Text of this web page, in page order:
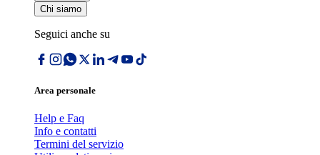
Chi siamo
Seguici anche su
Area personale
Help e Faq
Info e contatti
Termini del servizio